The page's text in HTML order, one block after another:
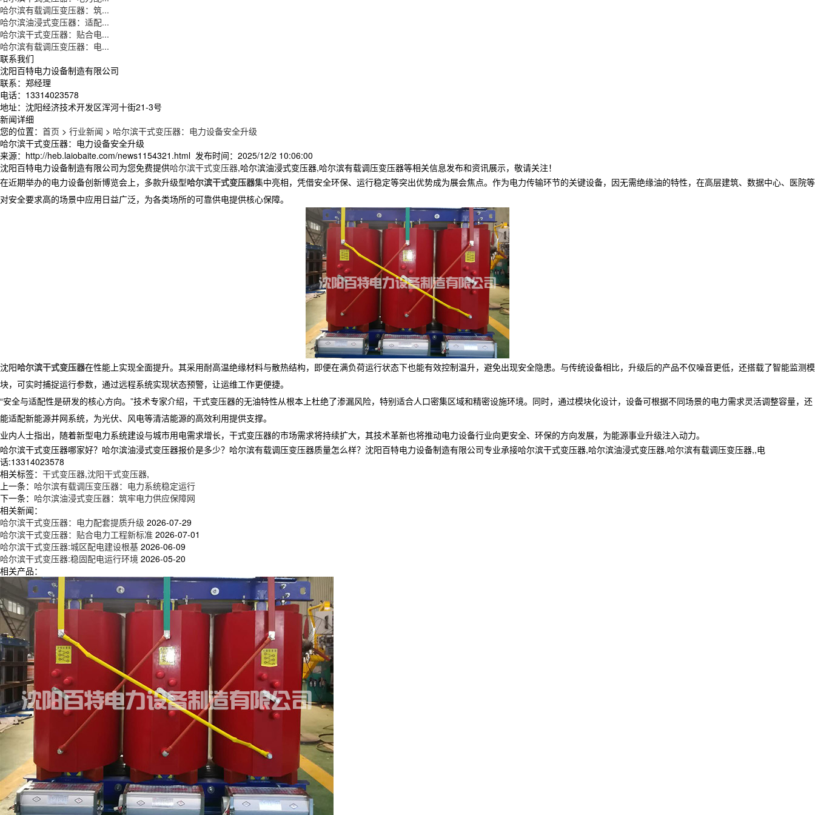
哈尔滨有载调压变压器：筑...
哈尔滨油浸式变压器：适配...
哈尔滨干式变压器：贴合电...
哈尔滨有载调压变压器：电...
联系我们
沈阳百特电力设备制造有限公司
联系：郑经理
电话：13314023578
地址：沈阳经济技术开发区浑河十街21-3号
新闻详细
您的位置： 首页 > 行业新闻 > 哈尔滨干式变压器：电力设备安全升级
哈尔滨干式变压器：电力设备安全升级
来源：http://heb.laiobaite.com/news1154321.html 发布时间：2025/12/2 10:06:00
沈阳百特电力设备制造有限公司为您免费提供哈尔滨干式变压器,哈尔滨油浸式变压器,哈尔滨有载调压变压器等相关信息发布和资讯展示，敬请关注！
在近期举办的电力设备创新博览会上，多款升级型哈尔滨干式变压器集中亮相，凭借安全环保、运行稳定等突出优势成为展会焦点。作为电力传输环节的关键设备，因无需绝缘油的特性，在高层建筑、数据中心、医院等
对安全要求高的场景中应用日益广泛，为各类场所的可靠供电提供核心保障。
沈阳哈尔滨干式变压器在性能上实现全面提升。其采用耐高温绝缘材料与散热结构，即便在满负荷运行状态下也能有效控制温升，避免出现安全隐患。与传统设备相比，升级后的产品不仅噪音更低，还搭载了智能监测模
块，可实时捕捉运行参数，通过远程系统实现状态预警，让运维工作更便捷。
“安全与适配性是研发的核心方向。”技术专家介绍，干式变压器的无油特性从根本上杜绝了渗漏风险，特别适合人口密集区域和精密设施环境。同时，通过模块化设计，设备可根据不同场景的电力需求灵活调整容量，还
能适配新能源并网系统，为光伏、风电等清洁能源的高效利用提供支撑。
业内人士指出，随着新型电力系统建设与城市用电需求增长，干式变压器的市场需求将持续扩大，其技术革新也将推动电力设备行业向更安全、环保的方向发展，为能源事业升级注入动力。
哈尔滨干式变压器哪家好？哈尔滨油浸式变压器报价是多少？哈尔滨有载调压变压器质量怎么样？沈阳百特电力设备制造有限公司专业承接哈尔滨干式变压器,哈尔滨油浸式变压器,哈尔滨有载调压变压器,,电
话:13314023578
相关标签： 干式变压器,沈阳干式变压器,
上一条： 哈尔滨有载调压变压器：电力系统稳定运行
下一条： 哈尔滨油浸式变压器：筑牢电力供应保障网
相关新闻：
哈尔滨干式变压器：电力配套提质升级 2026-07-29
哈尔滨干式变压器：贴合电力工程新标准 2026-07-01
哈尔滨干式变压器:城区配电建设根基 2026-06-09
哈尔滨干式变压器:稳固配电运行环境 2026-05-20
相关产品：